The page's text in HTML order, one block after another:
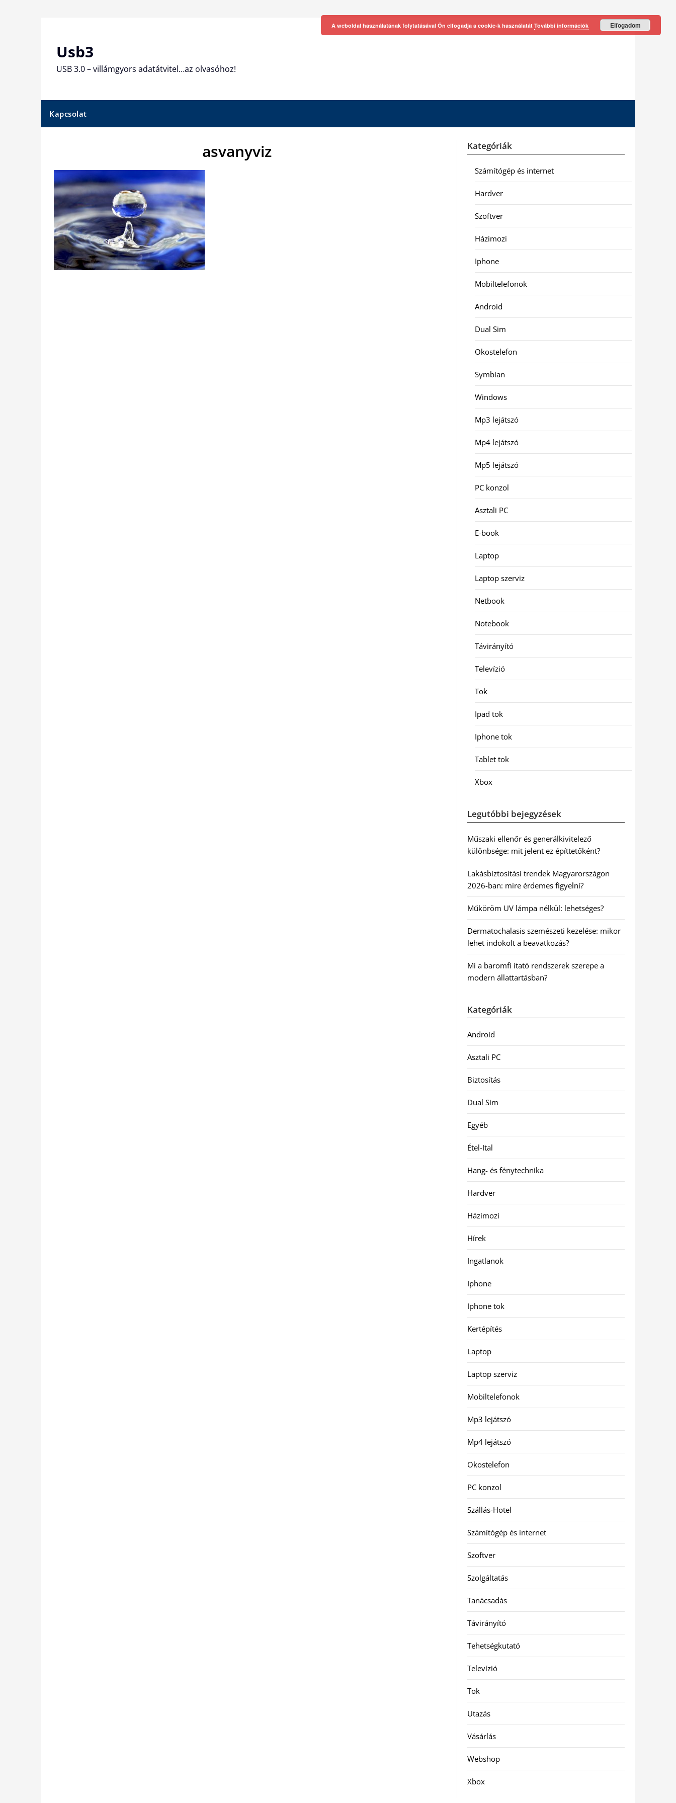
Usb3
USB 3.0 – villámgyors adatátvitel…az olvasóhoz!
Kapcsolat
asvanyviz Kategóriák
Számítógép és internet
Hardver
Szoftver
Házimozi
Iphone
Mobiltelefonok
Android
Dual Sim
Okostelefon
Symbian
Windows
Mp3 lejátszó
Mp4 lejátszó
Mp5 lejátszó
PC konzol
Asztali PC
E-book
Laptop
Laptop szerviz
Netbook
Notebook
Távirányító
Televízió
Tok
Ipad tok
Iphone tok
Tablet tok
Xbox
Legutóbbi bejegyzések
Műszaki ellenőr és generálkivitelező
különbsége: mit jelent ez építtetőként?
Lakásbiztosítási trendek Magyarországon
2026-ban: mire érdemes figyelni?
Műköröm UV lámpa nélkül: lehetséges?
Dermatochalasis szemészeti kezelése: mikor
lehet indokolt a beavatkozás?
Mi a baromfi itató rendszerek szerepe a
modern állattartásban?
Kategóriák
Android
Asztali PC
Biztosítás
Dual Sim
Egyéb
Étel-Ital
Hang- és fénytechnika
Hardver
Házimozi
Hírek
Ingatlanok
Iphone
Iphone tok
Kertépítés
Laptop
Laptop szerviz
Mobiltelefonok
Mp3 lejátszó
Mp4 lejátszó
Okostelefon
PC konzol
Szállás-Hotel
Számítógép és internet
Szoftver
Szolgáltatás
Tanácsadás
Távirányító
Tehetségkutató
Televízió
Tok
Utazás
Vásárlás
Webshop
Xbox
A weboldal használatának folytatásával Ön elfogadja a cookie-k használatát További információk Elfogadom